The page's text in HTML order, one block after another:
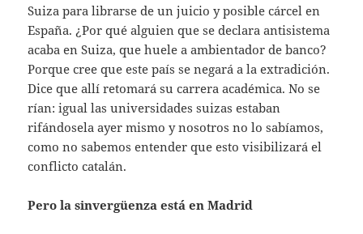
Suiza para librarse de un juicio y posible cárcel en
España. ¿Por qué alguien que se declara antisistema
acaba en Suiza, que huele a ambientador de banco?
Porque cree que este país se negará a la extradición.
Dice que allí retomará su carrera académica. No se
rían: igual las universidades suizas estaban
rifándosela ayer mismo y nosotros no lo sabíamos,
como no sabemos entender que esto visibilizará el
conflicto catalán.
Pero la sinvergüenza está en Madrid